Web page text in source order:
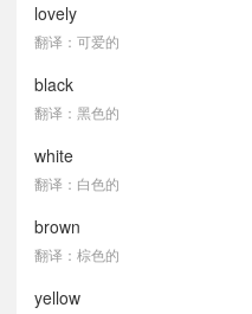
lovely
翻译：可爱的
black
翻译：黑色的
white
翻译：白色的
brown
翻译：棕色的
yellow